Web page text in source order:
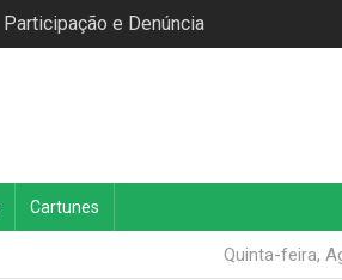
Participação e Denúncia
Cartunes
Quinta-feira,